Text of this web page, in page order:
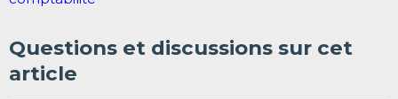
Questions et discussions sur cet
article